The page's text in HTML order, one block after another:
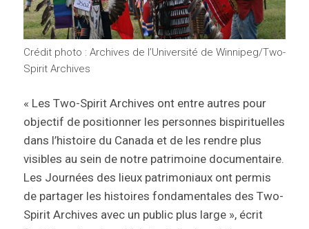
Crédit photo : Archives de l’Université de Winnipeg/Two-
Spirit Archives
« Les Two-Spirit Archives ont entre autres pour
objectif de positionner les personnes bispirituelles
dans l’histoire du Canada et de les rendre plus
visibles au sein de notre patrimoine documentaire.
Les Journées des lieux patrimoniaux ont permis
de partager les histoires fondamentales des Two-
Spirit Archives avec un public plus large », écrit